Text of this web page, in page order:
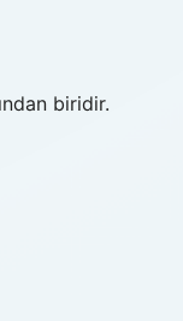
biridir.